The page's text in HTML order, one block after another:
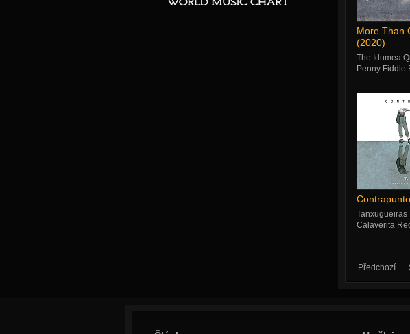
More Than
(2020)
The Idumea
Penny Fiddle
Tanxugueiras
Calaverita
Předchozí